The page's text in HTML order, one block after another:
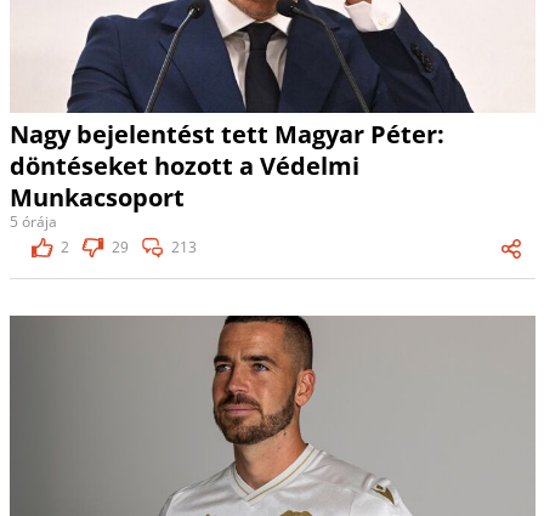
Nagy bejelentést tett Magyar Péter:
döntéseket hozott a Védelmi
Munkacsoport
5 órája
2
29 213